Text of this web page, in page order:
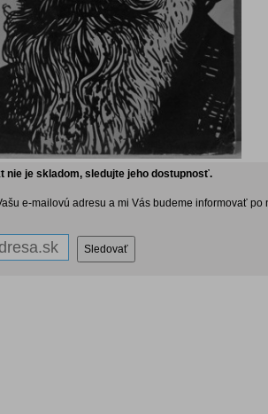
nie je skladom, sledujte jeho dostupnosť.
e-mailovú adresu a mi Vás budeme informovať po